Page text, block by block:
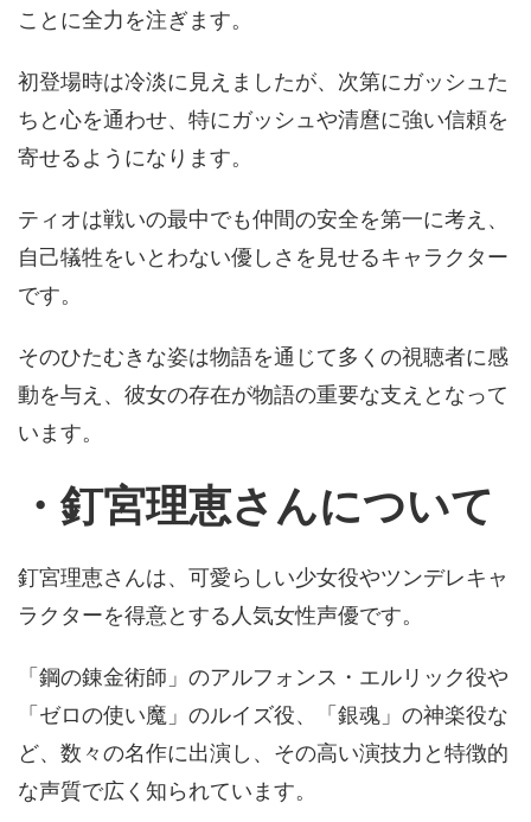
ことに全力を注ぎます。
初登場時は冷淡に見えましたが、次第にガッシュた
ちと心を通わせ、特にガッシュや清麿に強い信頼を
寄せるようになります。
ティオは戦いの最中でも仲間の安全を第一に考え、
自己犠牲をいとわない優しさを見せるキャラクター
です。
そのひたむきな姿は物語を通じて多くの視聴者に感
動を与え、彼女の存在が物語の重要な支えとなって
います。
・釘宮理恵さんについて
釘宮理恵さんは、可愛らしい少女役やツンデレキャ
ラクターを得意とする人気女性声優です。
「鋼の錬金術師」のアルフォンス・エルリック役や
「ゼロの使い魔」のルイズ役、「銀魂」の神楽役な
ど、数々の名作に出演し、その高い演技力と特徴的
な声質で広く知られています。